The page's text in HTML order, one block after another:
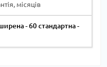
місяців
- 60 стандартна -